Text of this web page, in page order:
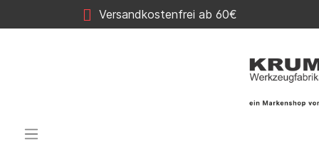
Versandkostenfrei ab 60€